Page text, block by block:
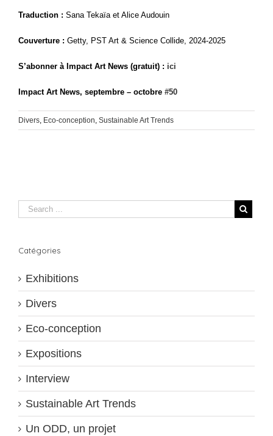
Traduction : Sana Tekaïa et Alice Audouin
Couverture : Getty, PST Art & Science Collide, 2024-2025
S’abonner à Impact Art News (gratuit) : ici
Impact Art News, septembre – octobre #50
Divers, Eco-conception, Sustainable Art Trends
Catégories
Exhibitions
Divers
Eco-conception
Expositions
Interview
Sustainable Art Trends
Un ODD, un projet